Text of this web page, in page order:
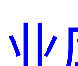
业